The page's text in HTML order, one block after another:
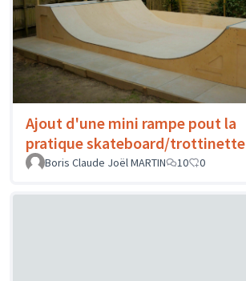
Ajout d'une mini rampe pout la
pratique skateboard/trottinette
Boris Claude Joël MARTIN
10 0